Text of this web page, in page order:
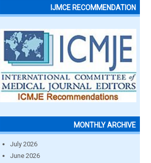
IJMCE RECOMMENDATION
MONTHLY ARCHIVE
July 2026
June 2026